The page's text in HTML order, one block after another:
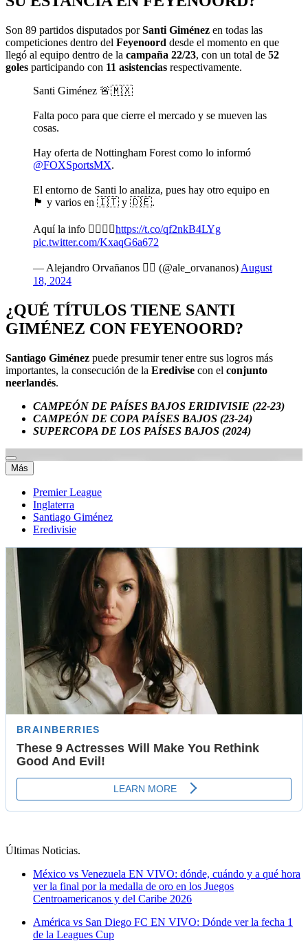
Son 89 partidos disputados porSanti Giménez en todas las
competiciones dentro del Feyenoord desde el momento en que
llegó al equipo dentro de la campaña 22/23, con un total de 52
goles participando con 11 asistencias respectivamente.
Santi Giménez 🚨🇲🇽
Falta poco para que cierre el mercado y se mueven las
cosas.
Hay oferta de Nottingham Forest como lo informó
@FOXSportsMX.
El entorno de Santi lo analiza, pues hay otro equipo en
🏴󠁧󠁢󠁥󠁮󠁧󠁿 y varios en 🇮🇹 y 🇩🇪.
Aquí la info 👇🏻👇🏻https://t.co/qf2nkB4LYg
pic.twitter.com/KxaqG6a672
— Alejandro Orvañanos ✍🏻 (@ale_orvananos) August
18, 2024
¿QUÉ TÍTULOS TIENE SANTI
GIMÉNEZ CON FEYENOORD?
Santiago Giménez puede presumir tener entre sus logros más
importantes, la consecución de la Eredivise con el conjunto
neerlandés.
CAMPEÓN DE PAÍSES BAJOS ERIDIVISIE (22-23)
CAMPEÓN DE COPA PAÍSES BAJOS (23-24)
SUPERCOPA DE LOS PAÍSES BAJOS (2024)
Más
Premier League
Inglaterra
Santiago Giménez
Eredivisie
Últimas Noticias.
México vs Venezuela EN VIVO: dónde, cuándo y a qué hora
ver la final por la medalla de oro en los Juegos
Centroamericanos y del Caribe 2026
América vs San Diego FC EN VIVO: Dónde ver la fecha 1
de la Leagues Cup